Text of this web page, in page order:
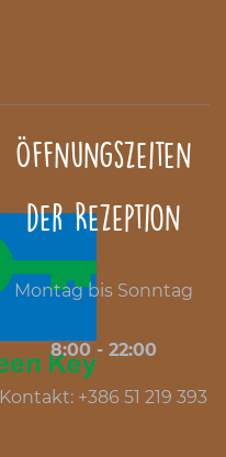
Öffnungszeiten
der Rezeption
Montag bis Sonntag
8:00 - 22:00
Kontakt: +386 51 219 393